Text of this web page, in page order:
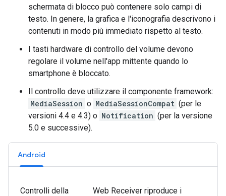
schermata di blocco può contenere solo campi di
testo. In genere, la grafica e l'iconografia descrivono i
contenuti in modo più immediato rispetto al testo.
I tasti hardware di controllo del volume devono
regolare il volume nell'app mittente quando lo
smartphone è bloccato.
Il controllo deve utilizzare il componente framework:
MediaSession o MediaSessionCompat (per le
versioni 4.4 e 4.3) o Notification (per la versione
5.0 e successive).
Android
Controlli della
Web Receiver riproduce i